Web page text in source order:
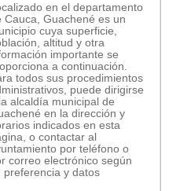
en el departamento
Cauca, Guachené es un
cuya superficie,
altitud y otra
importante se
a continuación.
todos sus procedimientos
puede dirigirse
alcaldía municipal de
en la dirección y
indicados en esta
o contactar al
por teléfono o
correo electrónico según
preferencia y datos